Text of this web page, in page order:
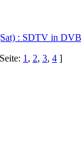
: SDTV in
1 , 2, 3, 4 ]